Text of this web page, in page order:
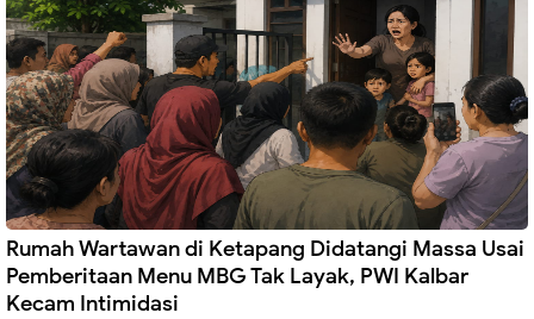
Rumah Wartawan di Ketapang Didatangi Massa Usai
Pemberitaan Menu MBG Tak Layak, PWI Kalbar
Kecam Intimidasi